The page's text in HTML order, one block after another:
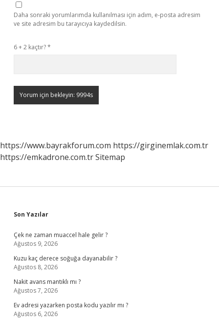
Daha sonraki yorumlarımda kullanılması için adım, e-posta adresim
ve site adresim bu tarayıcıya kaydedilsin.
6 + 2 kaçtır?*
https://www.bayrakforum.com https://girginemlak.com.tr
https://emkadrone.com.trSitemap
Sidebar
Son Yazılar
Çek ne zaman muaccel hale gelir ?
Ağustos 9, 2026
Kuzu kaç derece soğuğa dayanabilir ?
Ağustos 8, 2026
Nakit avans mantıklı mı ?
Ağustos 7, 2026
Ev adresi yazarken posta kodu yazılır mı ?
Ağustos 6, 2026